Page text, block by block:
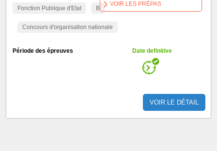
Fonction Publique d'Etat B
Concours d'organisation nationale
Période des épreuves Date definitive
VOIR LE DÉTAIL
VOIR LES PRÉPAS